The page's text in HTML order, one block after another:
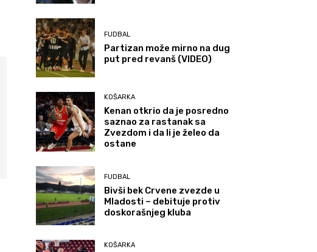
FUDBAL
Partizan može mirno na dug
put pred revanš (VIDEO)
KOŠARKA
Kenan otkrio da je posredno
saznao za rastanak sa
Zvezdom i da li je želeo da
ostane
FUDBAL
Bivši bek Crvene zvezde u
Mladosti – debituje protiv
doskorašnjeg kluba
KOŠARKA